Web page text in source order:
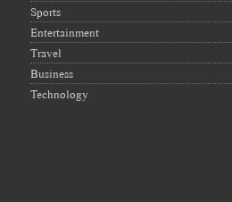
Sports
Entertainment
Travel
Business
Technology